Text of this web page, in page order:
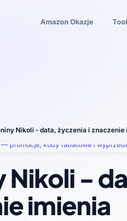
Amazon Okazje
Nikoli - data, życzenia i znaczenie
Nikoli -
imienia